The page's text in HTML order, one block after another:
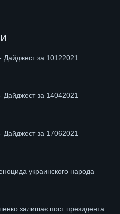
за 10122021
за 14042021
за 17062021
украинского народа
залишає пост президента